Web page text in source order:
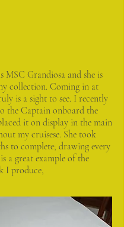
MSC Grandiosa and she is
collection. Coming in at
is a sight to see. I recently
the Captain onboard the
it on display in the main
my cruisese. She took
to complete; drawing every
a great example of the
I produce,